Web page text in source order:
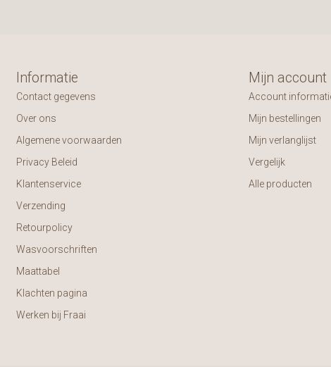
Informatie
Contact gegevens
Over ons
Algemene voorwaarden
Privacy Beleid
Klantenservice
Verzending
Retourpolicy
Wasvoorschriften
Maattabel
Klachten pagina
Werken bij Fraai
Mijn account
Account
Mijn bestellingen
Mijn verlanglijst
Vergelijk
Alle producten